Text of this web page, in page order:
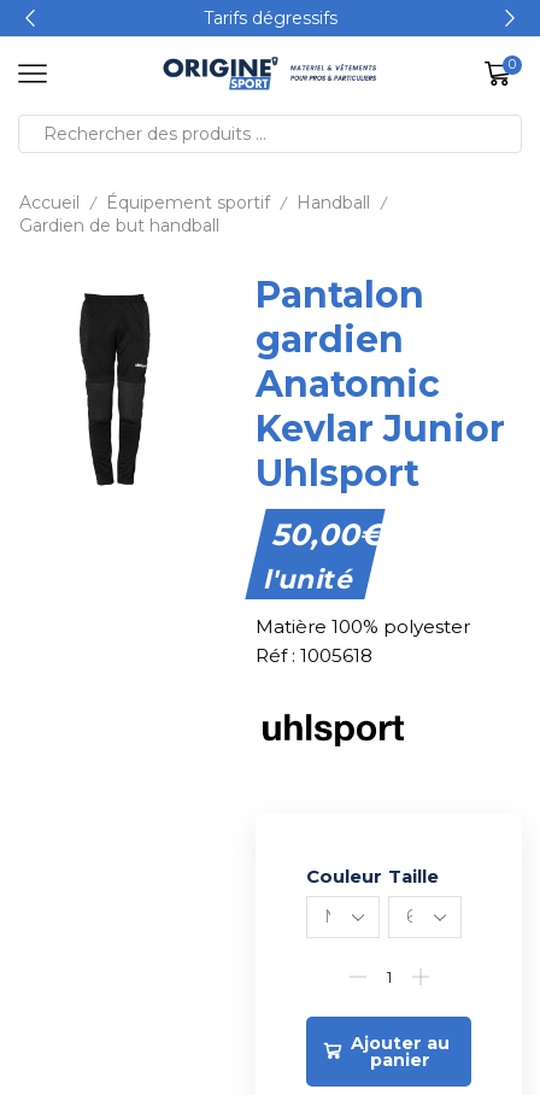
Tarifs dégressifs
0
Accueil / Équipement sportif / Handball /
Gardien de but handball
Pantalon
gardien
Anatomic
Kevlar Junior
Uhlsport
50,00€
l'unité
Matière 100% polyester
Réf : 1005618
Couleur Taille
Ajouter au
panier
Alternative: